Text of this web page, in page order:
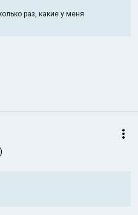
раз, какие у меня